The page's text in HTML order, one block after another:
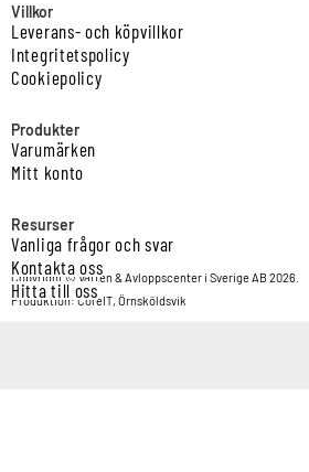
Villkor
Leverans- och köpvillkor
Integritetspolicy
Cookiepolicy
Produkter
Varumärken
Mitt konto
Resurser
Vanliga frågor och svar
Kontakta oss
Hitta till oss
Copyright © Vatten & Avloppscenter i Sverige AB 2026.
Produktion: CoreIT, Örnsköldsvik